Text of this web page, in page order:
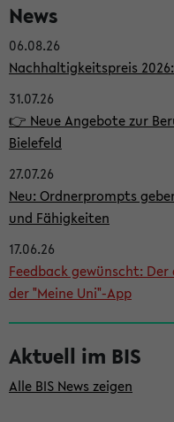
e
i
t
e
n
l
e
i
s
t
e
News
06.08.26
Nachhaltigkeitspreis
31.07.26
👉 Neue Angebote zur
Bielefeld
27.07.26
Neu: Ordnerprompts
und Fähigkeiten
17.06.26
Feedback gewünscht:
der "Meine Uni"-App
Aktuell im BIS
Alle BIS News zeigen